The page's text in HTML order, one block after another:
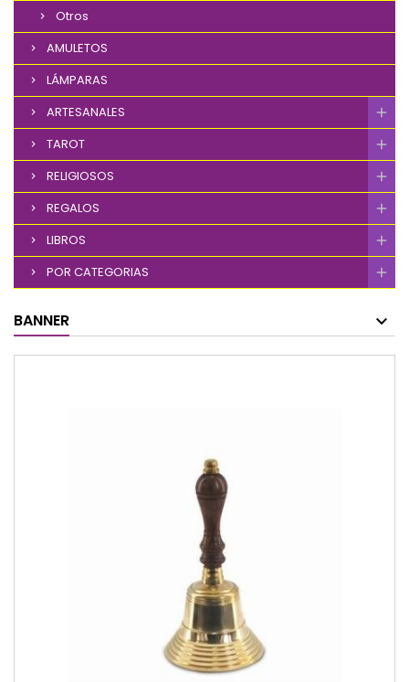
Otros
AMULETOS
LÁMPARAS
ARTESANALES
TAROT
RELIGIOSOS
REGALOS
LIBROS
POR CATEGORIAS
BANNER